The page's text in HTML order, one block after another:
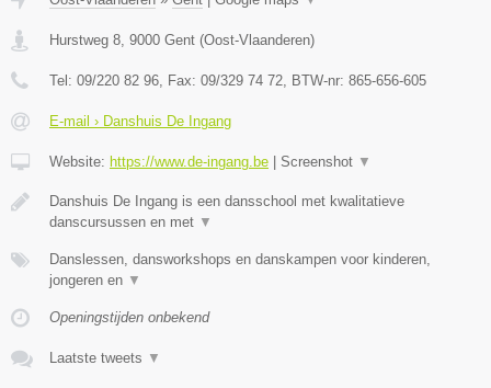
Hurstweg 8 9000 Gent (Oost-Vlaanderen)
Tel: 09/220 82 96 , Fax: 09/329 74 72 , BTW-nr: 865-656-605
E-mail › Danshuis De Ingang
Website: https://www.de-ingang.be Screenshot ▼
Danshuis De Ingang is een dansschool met kwalitatieve
danscursussen en met ▼
Danslessen, dansworkshops en danskampen voor kinderen,
jongeren en ▼
Openingstijden onbekend
Laatste tweets ▼